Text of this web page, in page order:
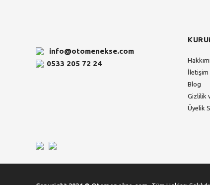
info@otomenekse.com
0533 205 72 24
İletişim
Blog
Gizlilik
Üyelik